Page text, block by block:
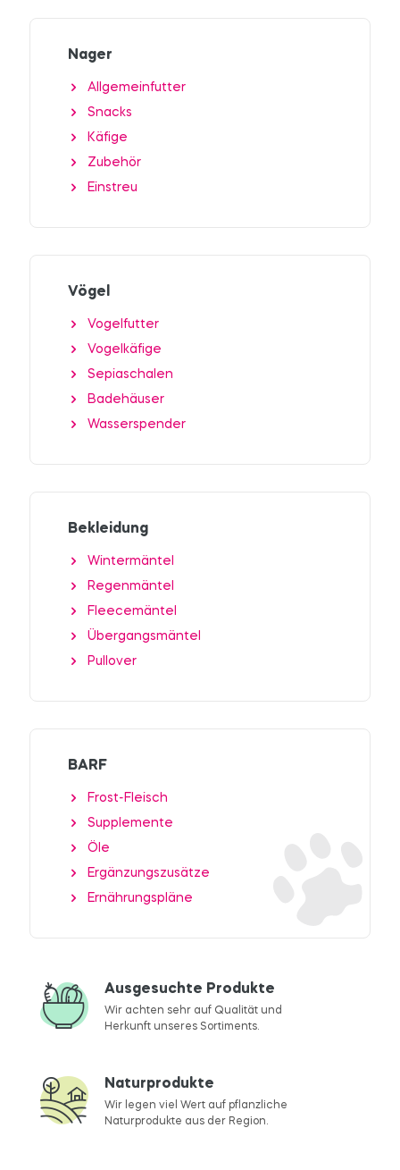
Nager
Allgemeinfutter
Snacks
Käfige
Zubehör
Einstreu
Vögel
Vogelfutter
Vogelkäfige
Sepiaschalen
Badehäuser
Wasserspender
Bekleidung
Wintermäntel
Regenmäntel
Fleecemäntel
Übergangsmäntel
Pullover
BARF
Frost-Fleisch
Supplemente
Öle
Ergänzungszusätze
Ernährungspläne
Ausgesuchte Produkte
Wir achten sehr auf Qualität und
Herkunft unseres Sortiments.
Naturprodukte
Wir legen viel Wert auf pflanzliche
Naturprodukte aus der Region.